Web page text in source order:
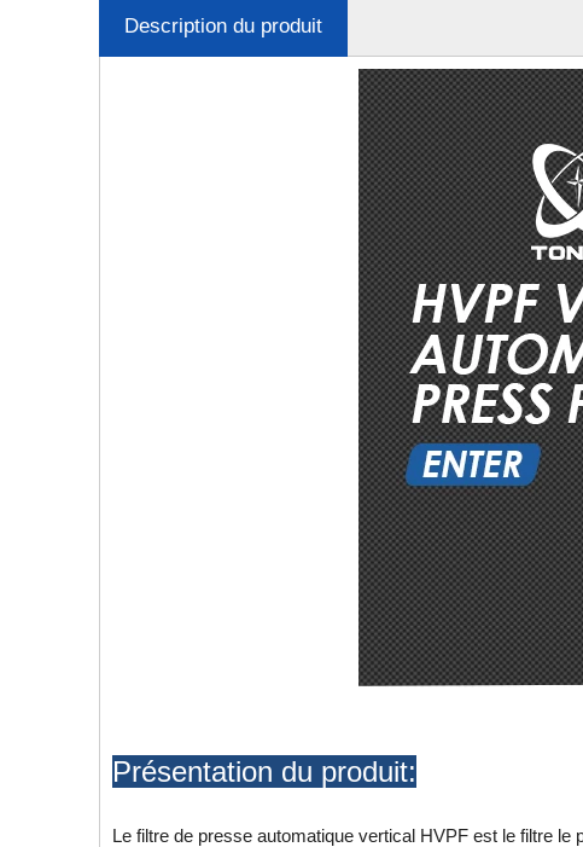
Description du produit
Présentation du produit:
Le filtre de presse automatique vertical HVPF est le filtre